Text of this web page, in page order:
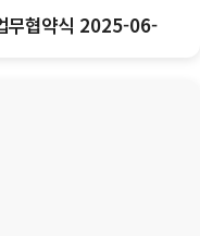
무협약식 2025-06-